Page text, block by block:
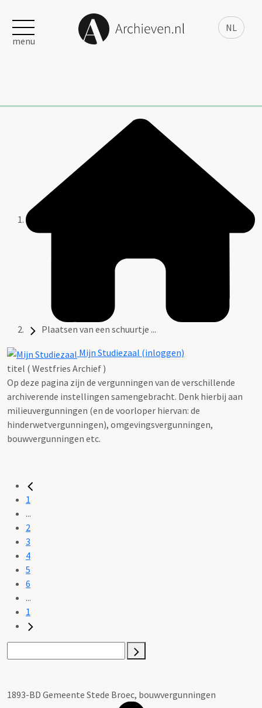
NL
menu
Plaatsen van een schuurtje ...
Mijn Studiezaal (inloggen)
titel ( Westfries Archief )
Op deze pagina zijn de vergunningen van de verschillende
archiverende instellingen samengebracht. Denk hierbij aan
milieuvergunningen (en de voorloper hiervan: de
hinderwetvergunningen), omgevingsvergunningen,
bouwvergunningen etc.
1
...
2
3
4
5
6
...
1
1893-BD Gemeente Stede Broec, bouwvergunningen